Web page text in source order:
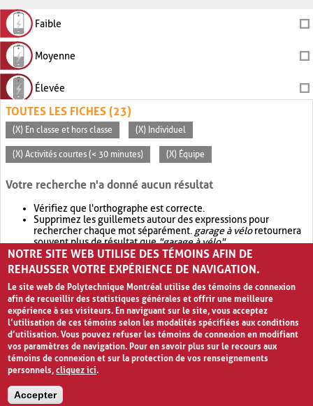
Faible
Moyenne
Élevée
TOUTES LES FICHES (23)
(X) En classe et hors classe (X) Individuel
(X) Activités courtes (< 30 minutes) (X) Équipe
Votre recherche n'a donné aucun résultat
Vérifiez que l'orthographe est correcte.
Supprimez les guillemets autour des expressions pour
rechercher chaque mot séparément. garage à véloretournera
souvent plus de résultat que"garage à vélo".
Envisagez d'élargir votre recherche avec OR.garage OR vélo
retournera souvent plus de résultat quegarage à vélo
NOTRE SITE WEB UTILISE DES TÉMOINS AFIN DE
REHAUSSER VOTRE EXPÉRIENCE DE NAVIGATION.
Le site web de Polytechnique Montréal utilise des témoins de connexion
afin de recueillir des statistiques générales et offrir une meilleure
expérience à ses visiteurs. En naviguant sur le site, vous acceptez
l’utilisation de ces témoins selon les modalités spécifiées aux conditions
d’utilisation. Vous pouvez refuser les témoins de connexion en modifiant
vos paramètres de navigation. Pour en savoir plus sur le recours aux
témoins de connexion et sur la protection de vos renseignements
personnels,cliquez ici.
Accepter